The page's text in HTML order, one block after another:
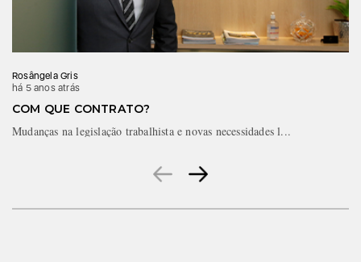
Rosângela Gris
há 5 anos atrás
COM QUE CONTRATO?
Mudanças na legislação trabalhista e novas necessidades l...